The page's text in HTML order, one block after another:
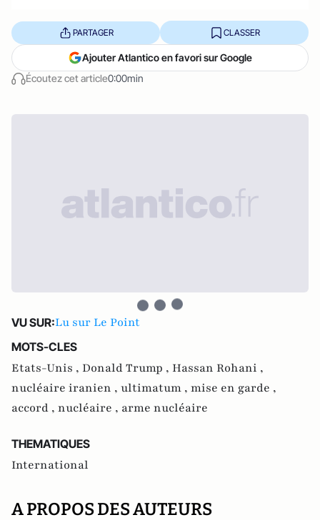
Écoutez cet article0:00min
PARTAGER CLASSER
Ajouter Atlantico en favori sur Google
VU SUR:Lu sur Le Point
MOTS-CLES
Etats-Unis , Donald Trump , Hassan Rohani ,
nucléaire iranien , ultimatum , mise en garde ,
accord , nucléaire , arme nucléaire
THEMATIQUES
International
A PROPOS DES AUTEURS